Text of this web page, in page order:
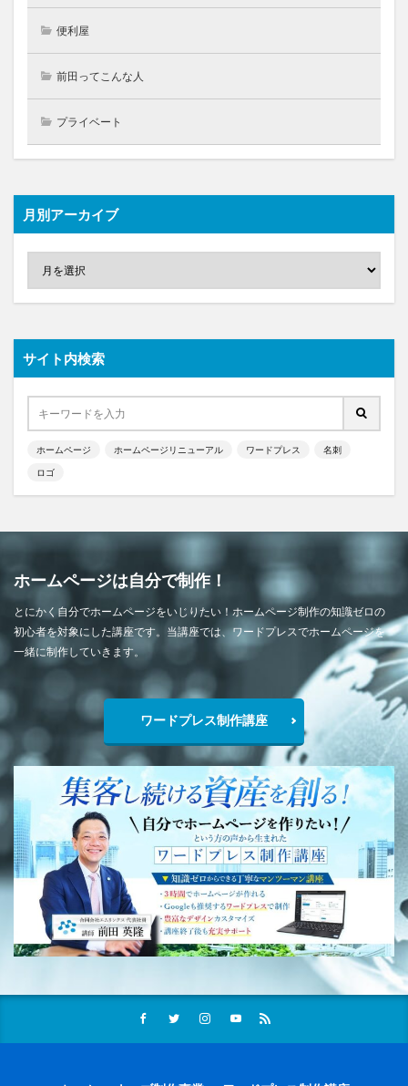
便利屋
前田ってこんな人
プライベート
月別アーカイブ
サイト内検索
ホームページ ホームページリニューアル ワードプレス 名刺
ロゴ
ホームページは自分で制作！
とにかく自分でホームページをいじりたい！ホームページ制作の知識ゼロの
初心者を対象にした講座です。当講座では、ワードプレスでホームページを
一緒に制作していきます。
ワードプレス制作講座